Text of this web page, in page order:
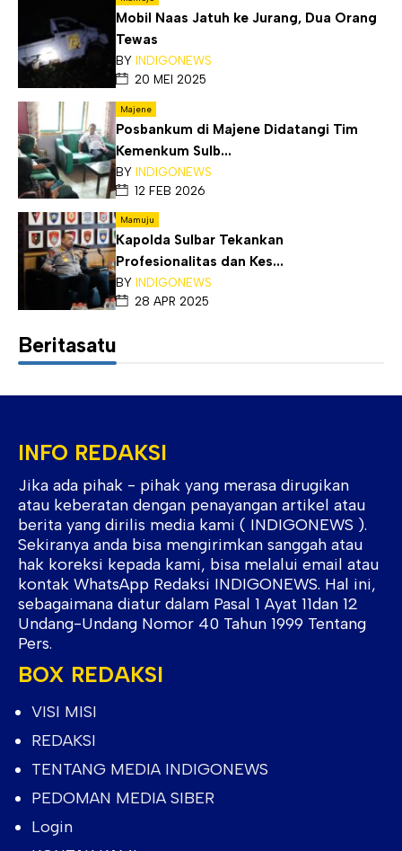
Mobil Naas Jatuh ke Jurang, Dua Orang
Tewas
BY INDIGONEWS
20 MEI 2025
Majene
Posbankum di Majene Didatangi Tim
Kemenkum Sulb...
BY INDIGONEWS
12 FEB 2026
Mamuju
Kapolda Sulbar Tekankan
Profesionalitas dan Kes...
BY INDIGONEWS
28 APR 2025
Beritasatu
INFO REDAKSI
Jika ada pihak - pihak yang merasa dirugikan
atau keberatan dengan penayangan artikel atau
berita yang dirilis media kami ( INDIGONEWS ).
Sekiranya anda bisa mengirimkan sanggah atau
hak koreksi kepada kami, bisa melalui email atau
kontak WhatsApp Redaksi INDIGONEWS. Hal ini,
sebagaimana diatur dalam Pasal 1 Ayat 11dan 12
Undang-Undang Nomor 40 Tahun 1999 Tentang
Pers.
BOX REDAKSI
VISI MISI
REDAKSI
TENTANG MEDIA INDIGONEWS
PEDOMAN MEDIA SIBER
Login